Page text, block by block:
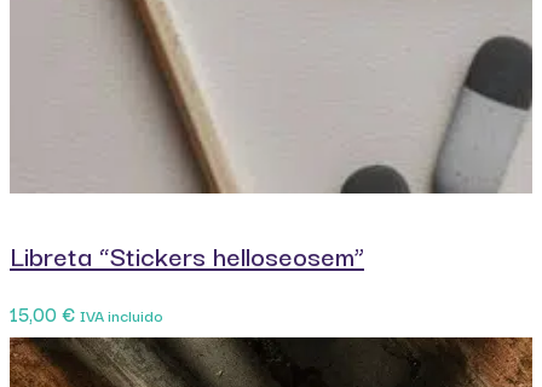
Libreta “Stickers helloseosem”
15,00 € IVA incluido